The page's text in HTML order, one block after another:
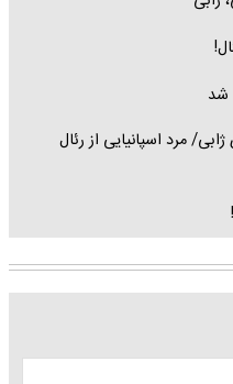
شد
مرد اسپانیایی از رئال